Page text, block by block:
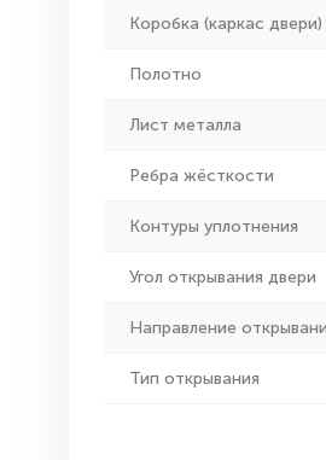
Коробка (каркас двери)
Полотно
Лист металла
Ребра жёсткости
Контуры уплотнения
Угол открывания двери
Направление
Тип открывания